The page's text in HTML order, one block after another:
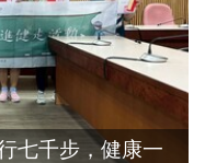
七千步，健康一